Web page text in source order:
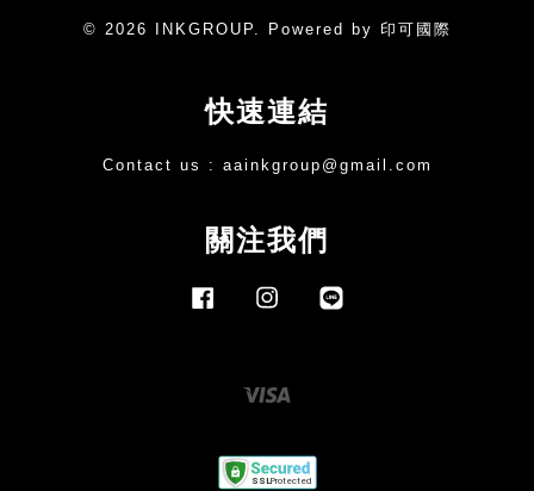
© 2026 INKGROUP. Powered by 印可國際
快速連結
Contact us : aainkgroup@gmail.com
關注我們
FacebookInstagram